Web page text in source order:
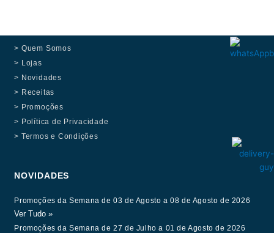
> Quem Somos
> Lojas
> Novidades
> Receitas
> Promoções
> Política de Privacidade
> Termos e Condições
NOVIDADES
Promoções da Semana de 03 de Agosto a 08 de Agosto de 2026
Ver Tudo »
Promoções da Semana de 27 de Julho a 01 de Agosto de 2026